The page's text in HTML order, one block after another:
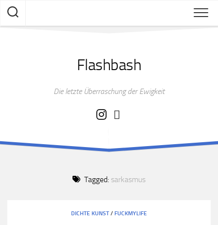
Skip
content
Flashbash
Die letzte Überraschung der Ewigkeit
Tagged: sarkasmus
DICHTE KUNST/ FUCKMYLIFE